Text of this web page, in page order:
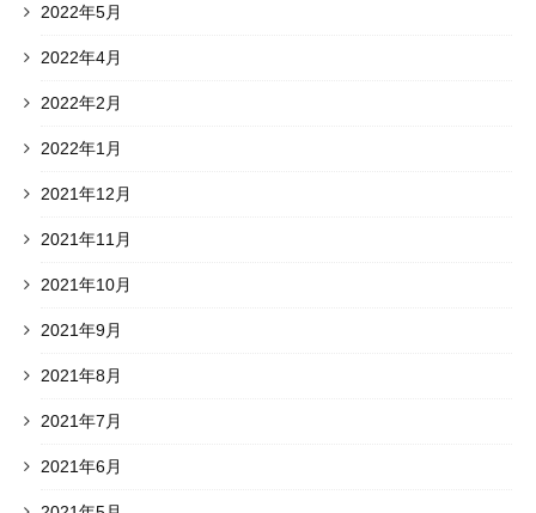
2022年5月
2022年4月
2022年2月
2022年1月
2021年12月
2021年11月
2021年10月
2021年9月
2021年8月
2021年7月
2021年6月